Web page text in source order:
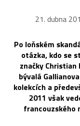
21. dubna
Po loňském
otázka, kdo se
značky Christian
bývalá
kolekcích a
2011 však
francouzského